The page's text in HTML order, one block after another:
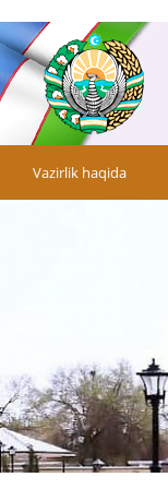
Vazirlik haqida